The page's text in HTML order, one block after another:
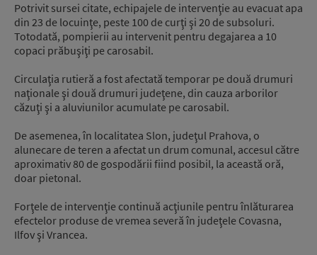
Potrivit sursei citate, echipajele de intervenţie au evacuat apa
din 23 de locuinţe, peste 100 de curţi şi 20 de subsoluri.
Totodată, pompierii au intervenit pentru degajarea a 10
copaci prăbuşiţi pe carosabil.
Circulaţia rutieră a fost afectată temporar pe două drumuri
naţionale şi două drumuri judeţene, din cauza arborilor
căzuţi şi a aluviunilor acumulate pe carosabil.
De asemenea, în localitatea Slon, judeţul Prahova, o
alunecare de teren a afectat un drum comunal, accesul către
aproximativ 80 de gospodării fiind posibil, la această oră,
doar pietonal.
Forţele de intervenţie continuă acţiunile pentru înlăturarea
efectelor produse de vremea severă în judeţele Covasna,
Ilfov şi Vrancea.